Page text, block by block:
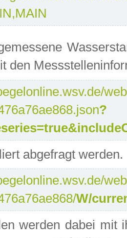
den
?
abgefragt werden.
W/
werden dabei mit